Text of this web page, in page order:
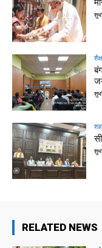
RELATED NEWS